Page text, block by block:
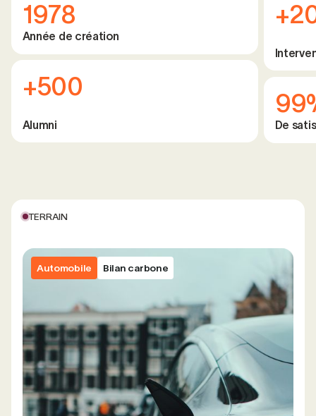
1978
Année de création
+500
Alumni De
TERRAIN
Automobile Bilan carbone